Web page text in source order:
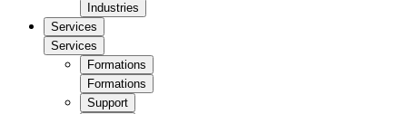
Industries
Services
Services
Formations
Formations
Support